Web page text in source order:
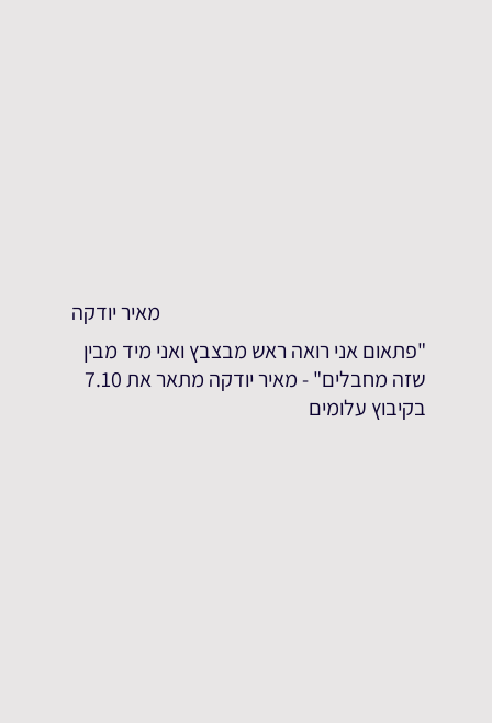
מאיר יודקה
"פתאום אני רואה ראש מבצבץ ואני מיד מבין
שזה מחבלים" - מאיר יודקה מתאר את 7.10
בקיבוץ עלומים